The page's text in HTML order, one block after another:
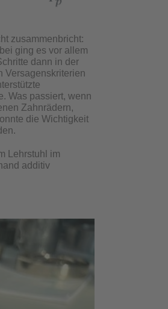
zusammenbricht:
ging es vor allem
dann in der
Versagenskriterien
Was passiert, wenn
Zahnrädern,
die Wichtigkeit
Lehrstuhl im
additiv